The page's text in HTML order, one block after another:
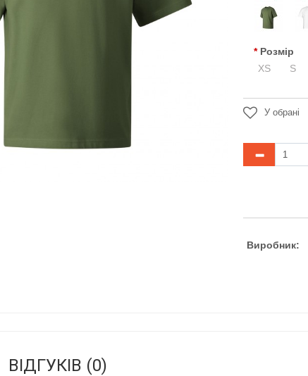
Розмір
XS
S
У обрані
Виробник:
ВІДГУКІВ (0)